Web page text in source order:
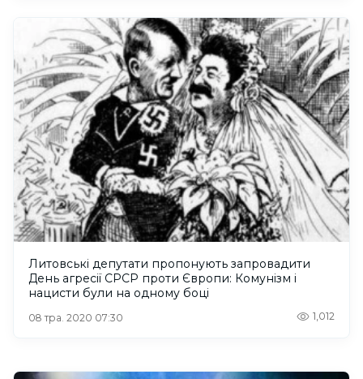
Литовські депутати пропонують запровадити
День агресії СРСР проти Європи: Комунізм і
нацисти були на одному боці
08 тра. 2020 07:30 1,012